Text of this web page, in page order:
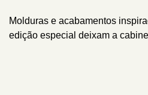
Molduras e acabamentos
edição especial deixam a